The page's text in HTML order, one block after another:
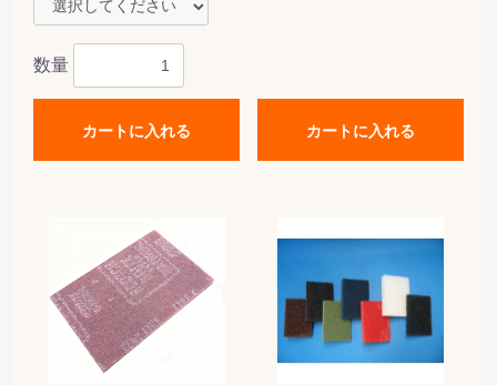
数量
カートに入れる カートに入れる